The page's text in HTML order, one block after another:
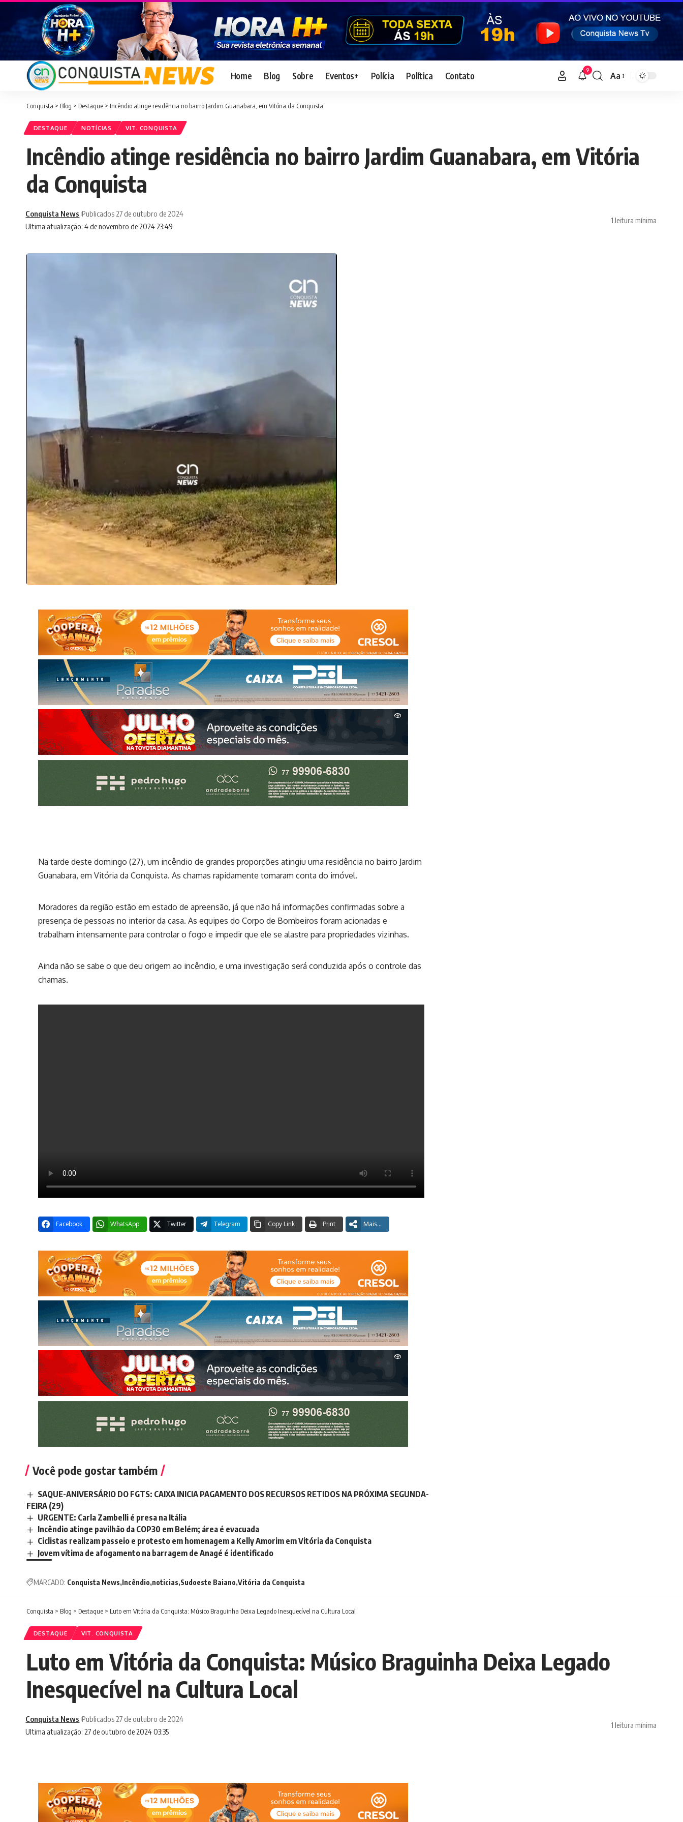
Home Blog Sobre Eventos+ Polícia Política Contato 9
Font
Aa
Conquista > Blog > Destaque > Incêndio atinge residência no bairro Jardim Guanabara, em Vitória da Conquista
DESTAQUE NOTÍCIAS VIT. CONQUISTA
Incêndio atinge residência no bairro Jardim Guanabara, em Vitória
da Conquista
Ultima atualização: 4 de novembro de 2024 23:49
Conquista News Publicados 27 de outubro de 2024
1 leitura mínima
Na tarde deste domingo (27), um incêndio de grandes proporções atingiu uma residência no bairro Jardim
Guanabara, em Vitória da Conquista. As chamas rapidamente tomaram conta do imóvel.
Moradores da região estão em estado de apreensão, já que não há informações confirmadas sobre a
presença de pessoas no interior da casa. As equipes do Corpo de Bombeiros foram acionadas e
trabalham intensamente para controlar o fogo e impedir que ele se alastre para propriedades vizinhas.
Ainda não se sabe o que deu origem ao incêndio, e uma investigação será conduzida após o controle das
chamas.
Facebook WhatsApp Twitter Telegram Copy Link Print Mais...
Você pode gostar também
SAQUE-ANIVERSÁRIO DO FGTS: CAIXA INICIA PAGAMENTO DOS RECURSOS RETIDOS NA PRÓXIMA SEGUNDA-
FEIRA (29)
URGENTE: Carla Zambelli é presa na Itália
Incêndio atinge pavilhão da COP30 em Belém; área é evacuada
Ciclistas realizam passeio e protesto em homenagem a Kelly Amorim em Vitória da Conquista
Jovem vítima de afogamento na barragem de Anagé é identificado
MARCADO: Conquista News Incêndio noticias Sudoeste Baiano Vitória da Conquista
Conquista > Blog > Destaque > Luto em Vitória da Conquista: Músico Braguinha Deixa Legado Inesquecível na Cultura Local
DESTAQUE VIT. CONQUISTA
Luto em Vitória da Conquista: Músico Braguinha Deixa Legado
Inesquecível na Cultura Local
Ultima atualização: 27 de outubro de 2024 03:35
Conquista News Publicados 27 de outubro de 2024
1 leitura mínima